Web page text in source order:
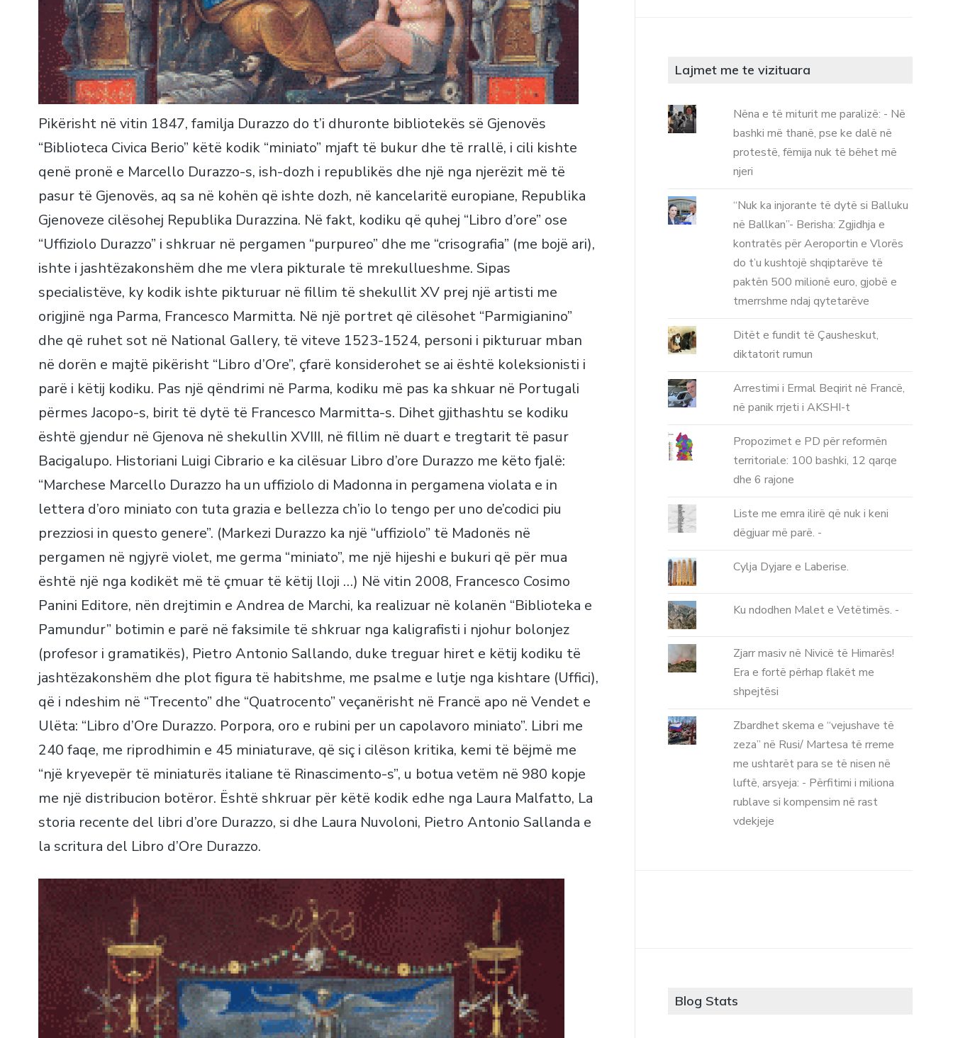
Pikërisht në vitin 1847, familja Durazzo do t’i dhuronte bibliotekës së Gjenovës
“Biblioteca Civica Berio” këtë kodik “miniato” mjaft të bukur dhe të rrallë, i cili kishte
qenë pronë e Marcello Durazzo-s, ish-dozh i republikës dhe një nga njerëzit më të
pasur të Gjenovës, aq sa në kohën që ishte dozh, në kancelaritë europiane, Republika
Gjenoveze cilësohej Republika Durazzina. Në fakt, kodiku që quhej “Libro d’ore” ose
“Uffiziolo Durazzo” i shkruar në pergamen “purpureo” dhe me “crisografia” (me bojë ari),
ishte i jashtëzakonshëm dhe me vlera pikturale të mrekullueshme. Sipas
specialistëve, ky kodik ishte pikturuar në fillim të shekullit XV prej një artisti me
origjinë nga Parma, Francesco Marmitta. Në një portret që cilësohet “Parmigianino”
dhe që ruhet sot në National Gallery, të viteve 1523-1524, personi i pikturuar mban
në dorën e majtë pikërisht “Libro d’Ore”, çfarë konsiderohet se ai është koleksionisti i
parë i këtij kodiku. Pas një qëndrimi në Parma, kodiku më pas ka shkuar në Portugali
përmes Jacopo-s, birit të dytë të Francesco Marmitta-s. Dihet gjithashtu se kodiku
është gjendur në Gjenova në shekullin XVIII, në fillim në duart e tregtarit të pasur
Bacigalupo. Historiani Luigi Cibrario e ka cilësuar Libro d’ore Durazzo me këto fjalë:
“Marchese Marcello Durazzo ha un uffiziolo di Madonna in pergamena violata e in
lettera d’oro miniato con tuta grazia e bellezza ch’io lo tengo per uno de’codici piu
prezziosi in questo genere”. (Markezi Durazzo ka një “uffiziolo” të Madonës në
pergamen në ngjyrë violet, me germa “miniato”, me një hijeshi e bukuri që për mua
është një nga kodikët më të çmuar të këtij lloji …) Në vitin 2008, Francesco Cosimo
Panini Editore, nën drejtimin e Andrea de Marchi, ka realizuar në kolanën “Biblioteka e
Pamundur” botimin e parë në faksimile të shkruar nga kaligrafisti i njohur bolonjez
(profesor i gramatikës), Pietro Antonio Sallando, duke treguar hiret e këtij kodiku të
jashtëzakonshëm dhe plot figura të habitshme, me psalme e lutje nga kishtare (Uffici),
që i ndeshim në “Trecento” dhe “Quatrocento” veçanërisht në Francë apo në Vendet e
Ulëta: “Libro d’Ore Durazzo. Porpora, oro e rubini per un capolavoro miniato”. Libri me
240 faqe, me riprodhimin e 45 miniaturave, që siç i cilëson kritika, kemi të bëjmë me
“një kryevepër të miniaturës italiane të Rinascimento-s”, u botua vetëm në 980 kopje
me një distribucion botëror. Është shkruar për këtë kodik edhe nga Laura Malfatto, La
storia recente del libri d’ore Durazzo, si dhe Laura Nuvoloni, Pietro Antonio Sallanda e
la scritura del Libro d’Ore Durazzo.
Lajmet me te vizituara
Nëna e të miturit me paralizë: - Në
bashki më thanë, pse ke dalë në
protestë, fëmija nuk të bëhet më
njeri
“Nuk ka injorante të dytë si Balluku
në Ballkan”- Berisha: Zgjidhja e
kontratës për Aeroportin e Vlorës
do t’u kushtojë shqiptarëve të
paktën 500 milionë euro, gjobë e
tmerrshme ndaj qytetarëve
Ditët e fundit të Çausheskut,
diktatorit rumun
Arrestimi i Ermal Beqirit në Francë,
në panik rrjeti i AKSHI-t
Propozimet e PD për reformën
territoriale: 100 bashki, 12 qarqe
dhe 6 rajone
Liste me emra ilirë që nuk i keni
dëgjuar më parë. -
Cylja Dyjare e Laberise.
Ku ndodhen Malet e Vetëtimës. -
Zjarr masiv në Nivicë të Himarës!
Era e fortë përhap flakët me
shpejtësi
Zbardhet skema e “vejushave të
zeza” në Rusi/ Martesa të rreme
me ushtarët para se të nisen në
luftë, arsyeja: - Përfitimi i miliona
rublave si kompensim në rast
vdekjeje
Blog Stats